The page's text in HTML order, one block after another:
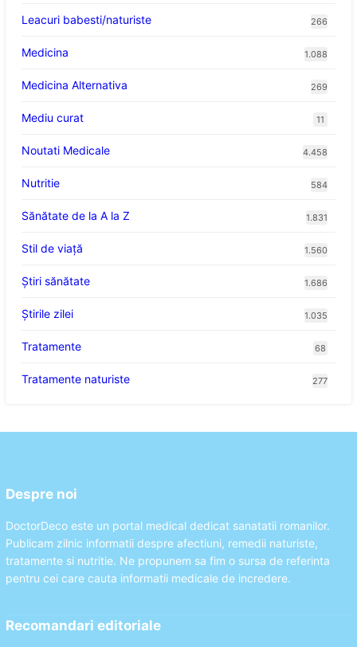
Leacuri babesti/naturiste 266
Medicina 1.088
Medicina Alternativa 269
Mediu curat 11
Noutati Medicale 4.458
Nutritie 584
Sănătate de la A la Z 1.831
Stil de viaţă 1.560
Ştiri sănătate 1.686
Știrile zilei 1.035
Tratamente 68
Tratamente naturiste 277
Despre noi
DoctorDeco este un portal medical dedicat sanatatii romanilor.
Publicam zilnic informatii despre afectiuni, remedii naturiste,
tratamente si nutritie. Ne propunem sa fim o sursa de referinta
pentru cei care cauta informatii medicale de incredere.
Recomandari editoriale